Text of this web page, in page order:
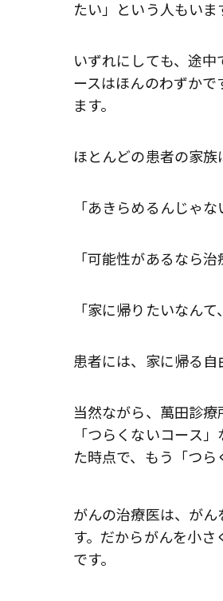
たい」という人もいま
いずれにしても、途
ースはほんのわずか
ます。
ほとんどの患者の家族
「あきらめるんじゃな
「可能性があるなら
「家に帰りたいなん
患者には、家に帰る自
当然ながら、萬田診
「つらくないコース
た時点で、もう「つら
がんの治療医は、が
す。だからがんを小
です。